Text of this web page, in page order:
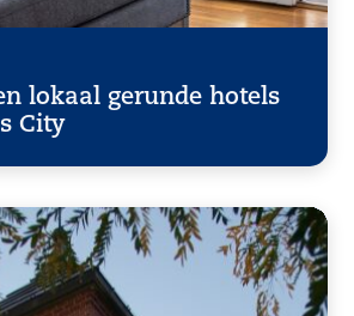
lokaal gerunde hotels
City